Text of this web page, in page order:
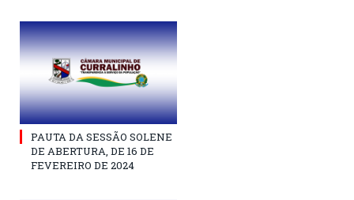
PAUTA DA SESSÃO SOLENE
DE ABERTURA, DE 16 DE
FEVEREIRO DE 2024